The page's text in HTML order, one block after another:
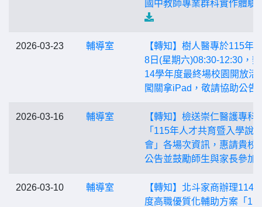
國中教師專業群科實作體驗
2026-03-23 輔導室
【轉知】樹人醫專於115年3
8日(星期六)08:30-12:30，
14學年度最終場校園開放活
闖關拿iPad，敬請協助公告
2026-03-16 輔導室
【轉知】檢送崇仁醫護專科
「115年人才共育暨入學說
會」各場次資訊，惠請貴校
公告並鼓勵師生與家長參加
2026-03-10 輔導室
【轉知】北斗家商辦理114
度高職優質化輔助方案「